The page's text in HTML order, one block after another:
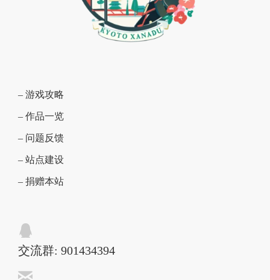
– 游戏攻略
– 作品一览
– 问题反馈
– 站点建设
– 捐赠本站
交流群: 901434394